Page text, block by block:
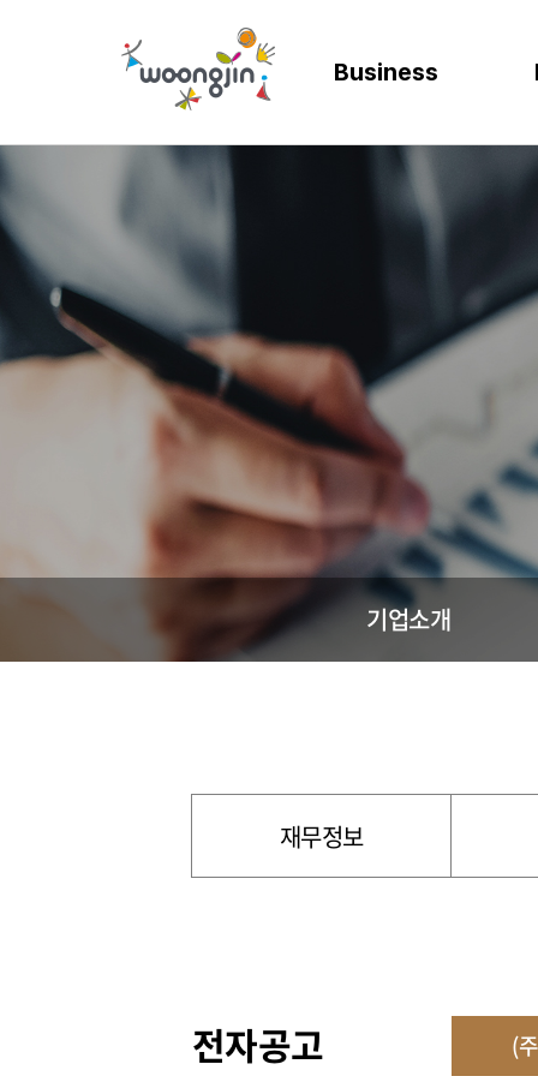
Business
AICC | AI 고객상담 시스템
WIKL | AI 인사이트 플랫폼
AI웅수 | 그룹웨어 AI
SAP Joule
Mendix MAIA
Business Synergy Suite
고객 만족도 및 충성도
사업 확장 및 브랜드 신
통합 관리 및 운영 효
디지털 혁신을 위
프로세스 정립 및
효율적인 자원관리
디지털
인공
계획과
기업소개
재무정보
전자공고 (